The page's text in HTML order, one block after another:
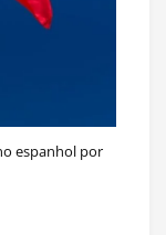
espanhol por